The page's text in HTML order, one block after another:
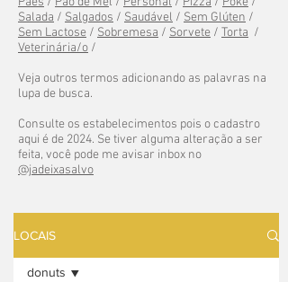
Salada / Salgados / Saudável / Sem Glúten /
Sem Lactose / Sobremesa / Sorvete / Torta /
Veterinária/o /
Veja outros termos adicionando as palavras na
lupa de busca.
Consulte os estabelecimentos pois o cadastro
aqui é de 2024. Se tiver alguma alteração a ser
feita, você pode me avisar inbox no
@jadeixasalvo
LOCAIS
donuts